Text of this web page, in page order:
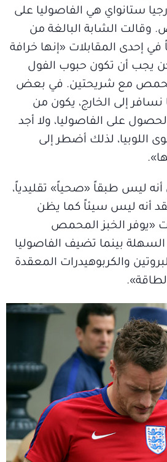
ستانواي هي الفاصوليا على
وقالت الشابة البالغة من
24 عاماً في إحدى المقابلات «إنها خرافة
يجب أن تكون حبوب الفول
مع شريحتين. في بعض
نسافر إلى الخارج، يكون من
على الفاصوليا، ولا أجد
اللوبيا، لذلك أضطر إلى
ليس طبقاً «صحياً» تقليدياً،
أنه ليس سيئاً كما يظن
«يوفر الخبز المحمص
السهلة بينما تضيف الفاصوليا
والكربوهيدرات المعقدة